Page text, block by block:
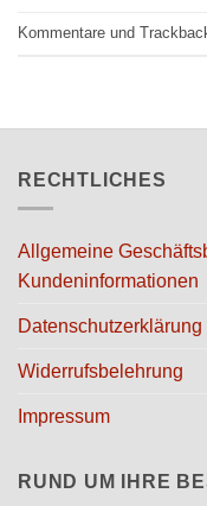
Kommentare und
RECHTLICHES
Allgemeine
Kundeninformationen
Datenschutzerklärung
Widerrufsbelehrung
Impressum
RUND UM IHRE